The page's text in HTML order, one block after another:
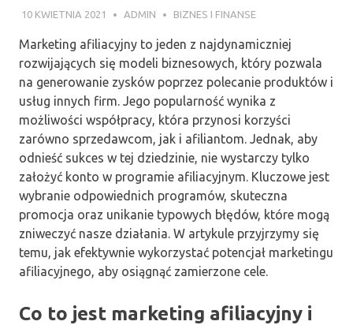
10 KWIETNIA 2021 ADMIN BIZNES I FINANSE
Marketing afiliacyjny to jeden z najdynamiczniej
rozwijających się modeli biznesowych, który pozwala
na generowanie zysków poprzez polecanie produktów i
usług innych firm. Jego popularność wynika z
możliwości współpracy, która przynosi korzyści
zarówno sprzedawcom, jak i afiliantom. Jednak, aby
odnieść sukces w tej dziedzinie, nie wystarczy tylko
założyć konto w programie afiliacyjnym. Kluczowe jest
wybranie odpowiednich programów, skuteczna
promocja oraz unikanie typowych błędów, które mogą
zniweczyć nasze działania. W artykule przyjrzymy się
temu, jak efektywnie wykorzystać potencjał marketingu
afiliacyjnego, aby osiągnąć zamierzone cele.
Co to jest marketing afiliacyjny i